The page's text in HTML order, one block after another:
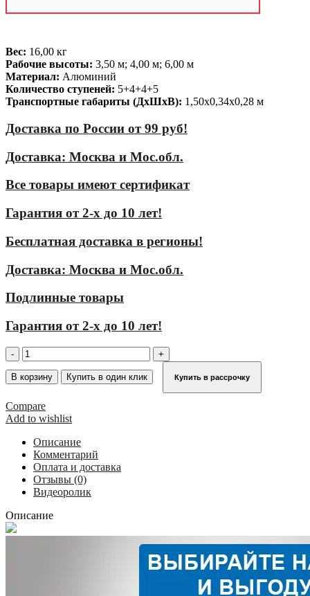
Вес: 16,00 кг
Рабочие высоты: 3,50 м; 4,00 м; 6,00 м
Материал: Алюминий
Количество ступеней: 5+4+4+5
Транспортные габариты (ДхШхВ): 1,50х0,34х0,28 м
Доставка по России от 99 руб!
Доставка: Москва и Мос.обл.
Все товары имеют сертификат
Гарантия от 2-х до 10 лет!
Бесплатная доставка в регионы!
Доставка: Москва и Мос.обл.
Подлинные товары
Гарантия от 2-х до 10 лет!
Количество
товара
Шарнирная
стремянка-
трансформер
KRAUSE
CORDA
5+4+4+5
085078
В корзину Купить в один клик Купить в рассрочку
Compare
Add to wishlist
Описание
Комментарий
Оплата и доставка
Отзывы (0)
Видеоролик
Описание